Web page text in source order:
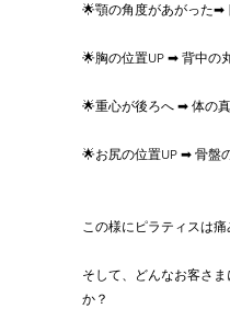
🌟顎の角度があがった➡
🌟胸の位置UP ➡ 背中の
🌟重心が後ろへ ➡ 体の
🌟お尻の位置UP ➡ 骨盤
この様にピラティスは
そして、どんなお客さ
か？